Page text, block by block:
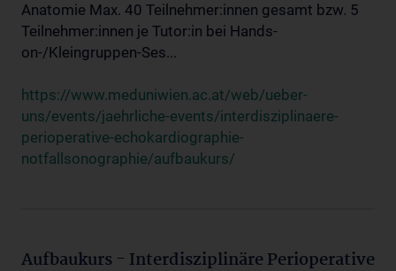
Anatomie Max. 40 Teilnehmer:innen gesamt bzw. 5
Teilnehmer:innen je Tutor:in bei Hands-
on-/Kleingruppen-Ses...
https://www.meduniwien.ac.at/web/ueber-
uns/events/jaehrliche-events/interdisziplinaere-
perioperative-echokardiographie-
notfallsonographie/aufbaukurs/
Aufbaukurs - Interdisziplinäre Perioperative